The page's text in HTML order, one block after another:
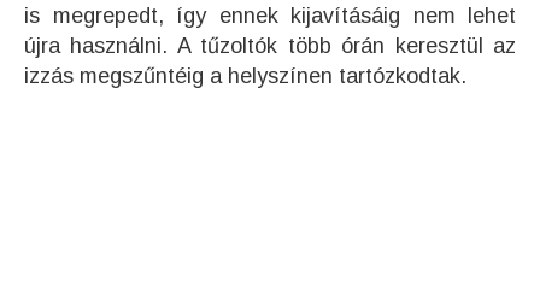
is megrepedt, így ennek kijavításáig nem lehet
újra használni. A tűzoltók több órán keresztül az
izzás megszűntéig a helyszínen tartózkodtak.